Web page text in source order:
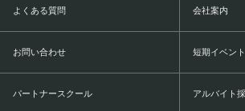
よくある質問 会社案内
お問い合わせ 短期イベント
パートナースクール アルバイト